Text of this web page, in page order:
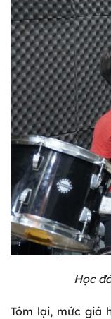
Học
Tóm lại, mức giá